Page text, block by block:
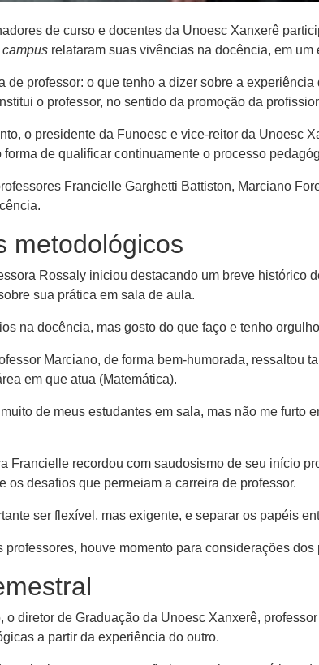
de curso e docentes da Unoesc Xanxerê
campus relataram suas vivências na docência, em
de professor: o que tenho a dizer sobre a
o professor, no sentido da promoção da
o presidente da Funoesc e vice-reitor da Unoesc
forma de qualificar continuamente o processo
Francielle Garghetti Battiston, Marciano
metodológicos
Rossaly iniciou destacando um breve histórico
sua prática em sala de aula.
na docência, mas gosto do que faço e tenho
Marciano, de forma bem-humorada, ressaltou
em que atua (Matemática).
de meus estudantes em sala, mas não me furto
Francielle recordou com saudosismo de seu início
os desafios que permeiam a carreira de professor.
ser flexível, mas exigente, e separar os papéis
professores, houve momento para considerações dos
o diretor de Graduação da Unoesc Xanxerê,
a partir da experiência do outro.